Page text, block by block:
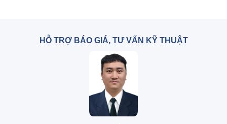
HỖ TRỢ BÁO GIÁ, TƯ VẤN KỸ THUẬT